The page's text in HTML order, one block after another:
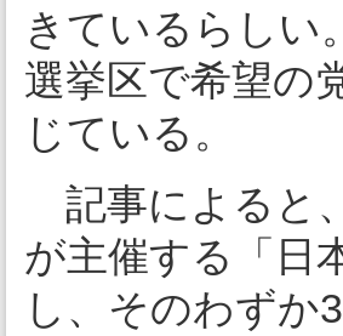
きているらしい。
選挙区で希望の
じている。
記事によると
が主催する「日
し、そのわずか